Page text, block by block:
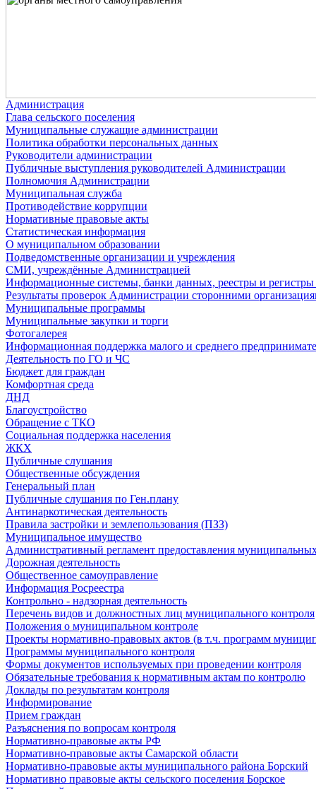
Администрация
Глава сельского поселения
Муниципальные служащие администрации
Политика обработки персональных данных
Руководители администрации
Публичные выступления руководителей Администрации
Полномочия Администрации
Муниципальная служба
Противодействие коррупции
Нормативные правовые акты
Статистическая информация
О муниципальном образовании
Подведомственные организации и учреждения
СМИ, учреждённые Администрацией
Информационные системы, банки данных, реестры и
Результаты проверок Администрации сторонними
Муниципальные программы
Муниципальные закупки и торги
Фотогалерея
Информационная поддержка малого и среднего
Деятельность по ГО и ЧС
Бюджет для граждан
Комфортная среда
ДНД
Благоустройство
Обращение с ТКО
Социальная поддержка населения
ЖКХ
Публичные слушания
Общественные обсуждения
Генеральный план
Публичные слушания по Ген.плану
Антинаркотическая деятельность
Правила застройки и землепользования (ПЗЗ)
Муниципальное имущество
Административный регламент предоставления
Дорожная деятельность
Общественное самоуправление
Информация Росреестра
Контрольно - надзорная деятельность
Перечень видов и должностных лиц муниципального контроля
Положения о муниципальном контроле
Проекты нормативно-правовых актов (в т.ч. программ
Программы муниципального контроля
Формы документов используемых при проведении контроля
Обязательные требования к нормативным актам по контролю
Доклады по результатам контроля
Информирование
Прием граждан
Разъяснения по вопросам контроля
Нормативно-правовые акты РФ
Нормативно-правовые акты Самарской области
Нормативно-правовые акты муниципального района Борский
Нормативно правовые акты сельского поселения Борское